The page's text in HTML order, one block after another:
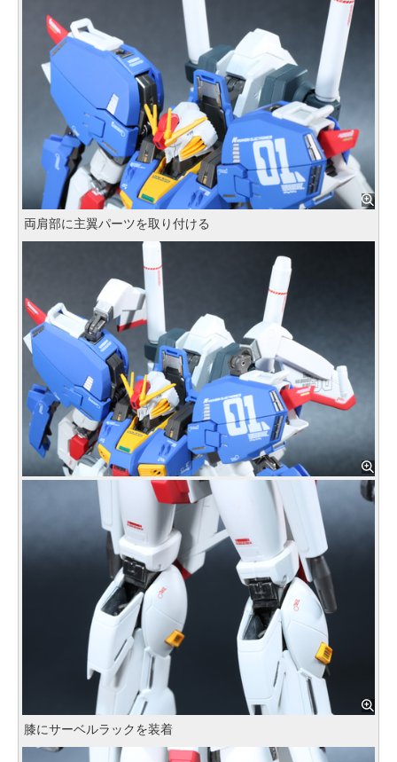
両肩部に主翼パーツを取り付ける
膝にサーベルラックを装着